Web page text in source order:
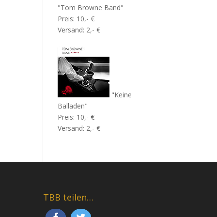
"Tom Browne Band"
Preis: 10,- €
Versand: 2,- €
"Keine
Balladen"
Preis: 10,- €
Versand: 2,- €
TBB teilen…